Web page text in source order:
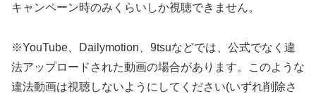
キャンペーン時のみくらいしか視聴できません。
※YouTube、Dailymotion、9tsuなどでは、公式でなく違
法アップロードされた動画の場合があります。このような
違法動画は視聴しないようにしてください(いずれ削除さ